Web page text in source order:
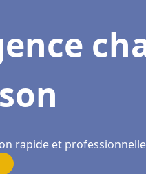
rapide et